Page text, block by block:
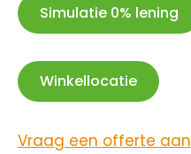
Simulatie 0% lening
Winkellocatie
Vraag een offerte aan